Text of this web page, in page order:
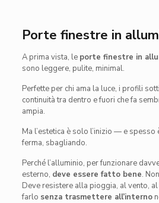
Porte finestre in
A prima vista, le porte finestre in
sono leggere, pulite, minimal.
Perfette per chi ama la luce, i profili
continuità tra dentro e fuori che fa
ampia.
Ma l’estetica è solo l’inizio — e spesso
ferma, sbagliando.
Perché l’alluminio, per funzionare
esterno, deve essere fatto bene.
Deve resistere alla pioggia, al vento,
farlo senza trasmettere all’interno